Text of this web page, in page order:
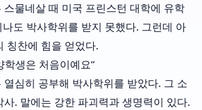
물네살 때 미국 프린스턴 대학에 유학
도 박사학위를 받지 못했다. 그런데 아
칭찬에 힘을 얻었다.
학생은 처음이예요”
심히 공부해 박사학위를 받았다. 그 소
. 말에는 강한 파괴력과 생명력이 있다.